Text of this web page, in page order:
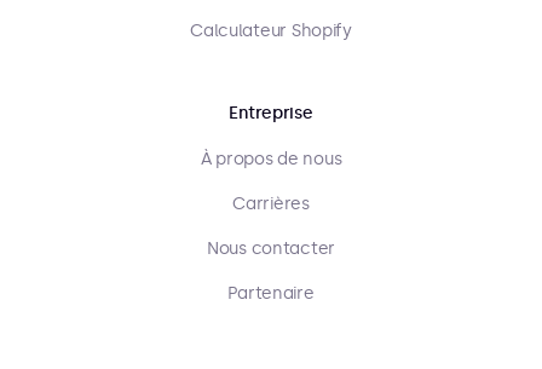
Calculateur Shopify
Entreprise
À propos de nous
Carrières
Nous contacter
Partenaire